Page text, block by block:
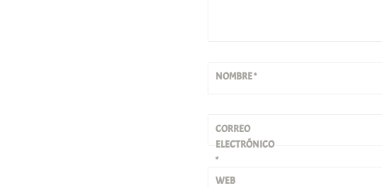
NOMBRE*
CORREO
ELECTRÓNICO
*
WEB